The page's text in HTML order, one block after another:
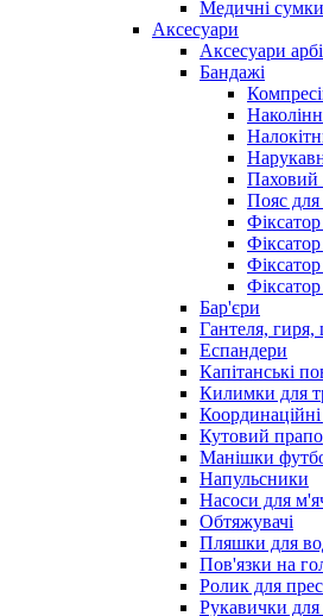
Медичні сумки
Аксесуари
Аксесуари
Бандажі
Паховий
Пояс
Фіксатор
Фіксатор
Бар'єри
Гантеля, гиря,
Еспандери
Капітанські
Килимки для
Кутовий
Манішки
Напульсники
Насоси для
Обтяжувачі
Пляшки для
Пов'язки на
Ролик для
Рукавички для